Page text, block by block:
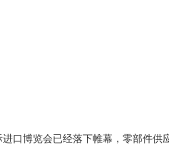
口博览会已经落下帷幕，零部件